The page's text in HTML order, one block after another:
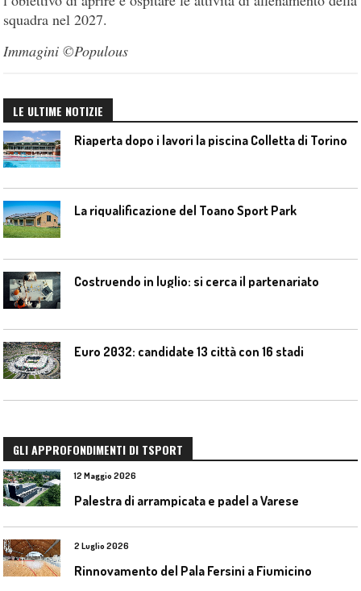
squadra nel 2027.
Immagini ©Populous
LE ULTIME NOTIZIE
Riaperta dopo i lavori la piscina Colletta di Torino
La riqualificazione del Toano Sport Park
Costruendo in luglio: si cerca il partenariato
Euro 2032: candidate 13 città con 16 stadi
GLI APPROFONDIMENTI DI TSPORT
12 Maggio 2026
Palestra di arrampicata e padel a Varese
2 Luglio 2026
Rinnovamento del Pala Fersini a Fiumicino